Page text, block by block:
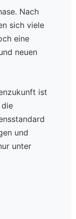
Nach
sich viele
eine
neuen
ist
und
unter